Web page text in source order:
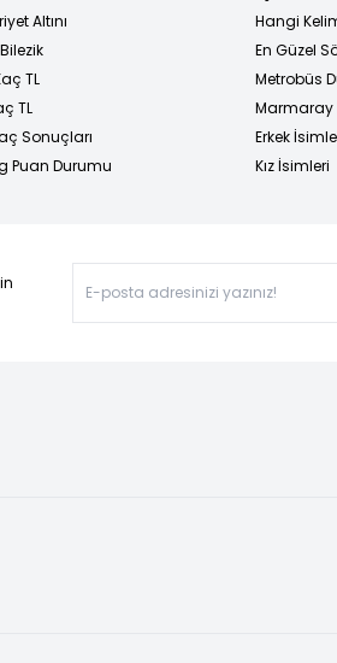
Altını
TL
TL
Sonuçları
Puan Durumu
Hangi
En Güzel
Metrobüs
Marmaray
Erkek
Kız İsimleri